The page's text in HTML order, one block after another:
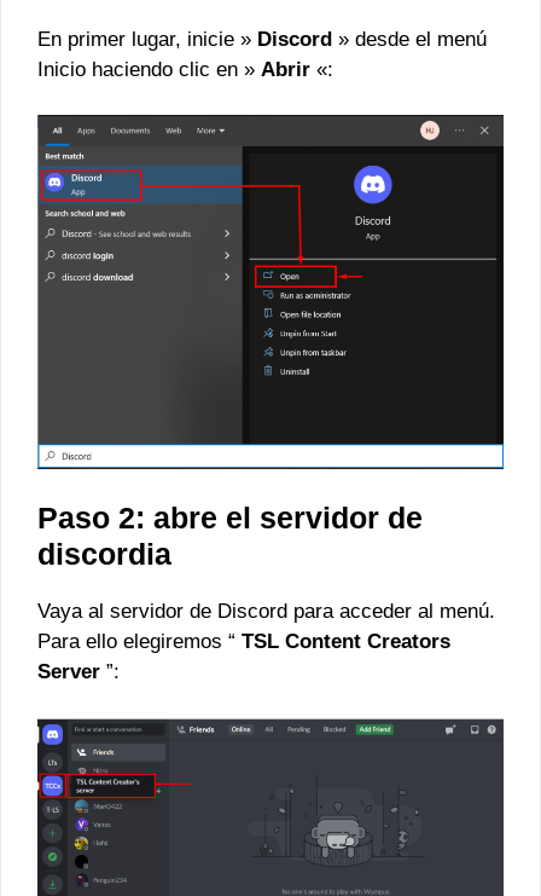
En primer lugar, inicie » Discord » desde el menú
Inicio haciendo clic en » Abrir «:
Paso 2: abre el servidor de
discordia
Vaya al servidor de Discord para acceder al menú.
Para ello elegiremos “ TSL Content Creators
Server ”: